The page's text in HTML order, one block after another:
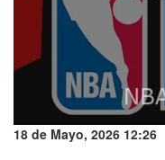
18 de Mayo, 2026 12:26